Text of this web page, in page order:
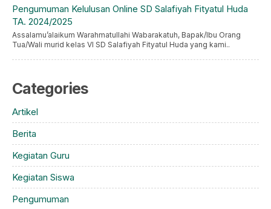
Pengumuman Kelulusan Online SD Salafiyah Fityatul Huda
TA. 2024/2025
Assalamu’alaikum Warahmatullahi Wabarakatuh, Bapak/Ibu Orang
Tua/Wali murid kelas VI SD Salafiyah Fityatul Huda yang kami..
Categories
Artikel
Berita
Kegiatan Guru
Kegiatan Siswa
Pengumuman